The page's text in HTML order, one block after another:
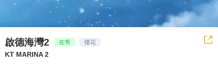
啟德海灣2 在售 樓花
KT MARINA 2